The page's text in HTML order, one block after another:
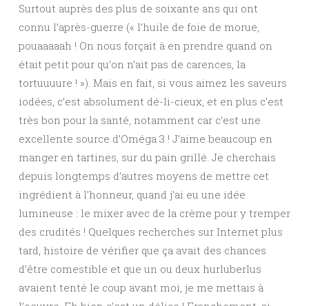
Surtout auprès des plus de soixante ans qui ont
connu l’après-guerre (« l’huile de foie de morue,
pouaaaaah ! On nous forçait à en prendre quand on
était petit pour qu’on n’ait pas de carences, la
tortuuuure ! »). Mais en fait, si vous aimez les saveurs
iodées, c’est absolument dé-li-cieux, et en plus c’est
très bon pour la santé, notamment car c’est une
excellente source d’Oméga 3 ! J’aime beaucoup en
manger en tartines, sur du pain grillé. Je cherchais
depuis longtemps d’autres moyens de mettre cet
ingrédient à l’honneur, quand j’ai eu une idée
lumineuse : le mixer avec de la crème pour y tremper
des crudités ! Quelques recherches sur Internet plus
tard, histoire de vérifier que ça avait des chances
d’être comestible et que un ou deux hurluberlus
avaient tenté le coup avant moi, je me mettais à